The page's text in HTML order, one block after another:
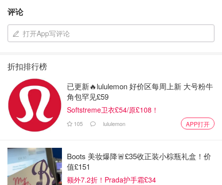
评论
打开App写评论
折扣排行榜
已更新🔥lululemon 好价区每周上新 大号粉牛
角包罕见£59
Softstreme卫衣£54/原£108！
105 lululemon APP打开
Boots 美妆爆降🚨£35收正装小棕瓶礼盒！价
值£151
额外7.2折！Prada护手霜£34